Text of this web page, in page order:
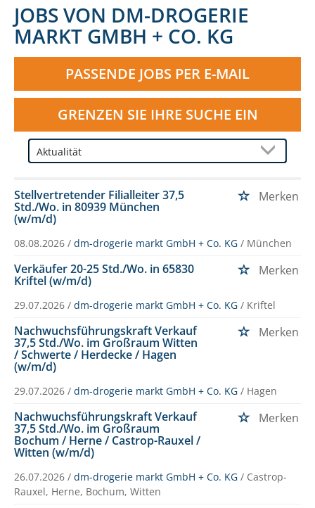
JOBS VON DM-DROGERIE
MARKT GMBH + CO. KG
PASSENDE JOBS PER E-MAIL
GRENZEN SIE IHRE SUCHE EIN
Stellvertretender Filialleiter 37,5
Std./Wo. in 80939 München
(w/m/d)
Merken
08.08.2026 / dm-drogerie markt GmbH + Co. KG / München
Verkäufer 20-25 Std./Wo. in 65830
Kriftel (w/m/d)
Merken
29.07.2026 / dm-drogerie markt GmbH + Co. KG / Kriftel
Nachwuchsführungskraft Verkauf
37,5 Std./Wo. im Großraum Witten
/ Schwerte / Herdecke / Hagen
(w/m/d)
Merken
29.07.2026 / dm-drogerie markt GmbH + Co. KG / Hagen
Nachwuchsführungskraft Verkauf
37,5 Std./Wo. im Großraum
Bochum / Herne / Castrop-Rauxel /
Witten (w/m/d)
Merken
26.07.2026 / dm-drogerie markt GmbH + Co. KG / Castrop-
Rauxel, Herne, Bochum, Witten